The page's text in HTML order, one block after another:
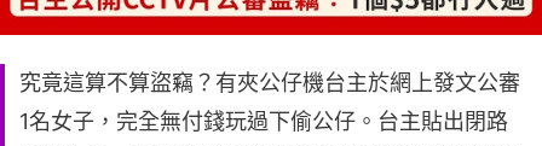
究竟這算不算盜竊？有夾公仔機台主於網上發文公審
1名女子，完全無付錢玩過下偷公仔。台主貼出閉路